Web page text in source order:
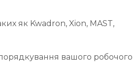
як Kwadron, Xion, MAST,
вашого робочого